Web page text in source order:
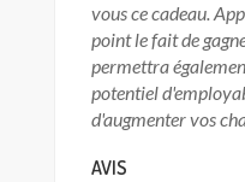
vous ce cadeau.
point le fait de
permettra
potentiel
d'augmenter vos
AVIS